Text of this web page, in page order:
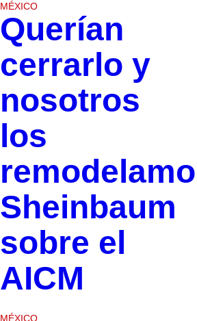
MÉXICO
Querían
cerrarlo y
nosotros
los
Sheinbaum
sobre el
AICM
MÉXICO